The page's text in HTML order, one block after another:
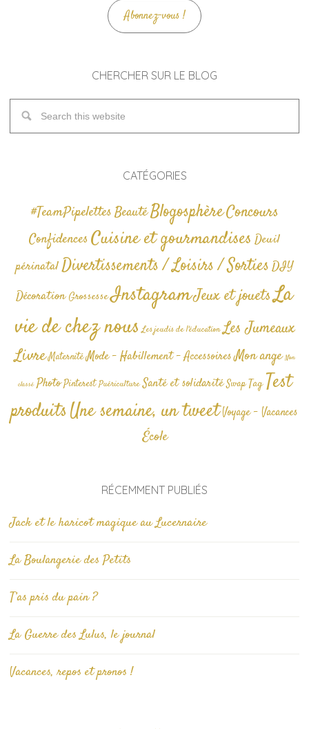
Abonnez-vous !
CHERCHER SUR LE BLOG
CATÉGORIES
#TeamPipelettesBeautéBlogosphèreConcours
Confidences Cuisine et gourmandises Deuil
périnatalDivertissements / Loisirs / SortiesDIY
Décoration GrossesseInstagramJeux et jouetsLa
vie de chez nous Les jeudis de l'éducation Les Jumeaux
Livre Maternité Mode - Habillement - AccessoiresMon ange Non
classé Photo Pinterest Puériculture Santé et solidarité Swap TagTest
produitsUne semaine, un tweetVoyage - Vacances
École
RÉCEMMENT PUBLIÉS
Jack et le haricot magique au Lucernaire
La Boulangerie des Petits
T’as pris du pain ?
La Guerre des Lulus, le journal
Vacances, repos et pronos !